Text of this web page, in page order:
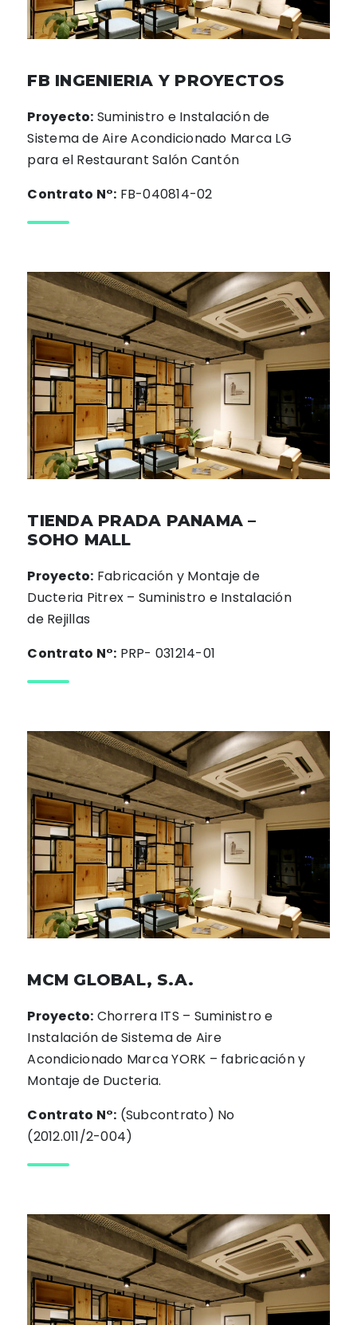
FB INGENIERIA Y PROYECTOS
Proyecto: Suministro e Instalación de
Sistema de Aire Acondicionado Marca LG
para el Restaurant Salón Cantón
Contrato N°: FB-040814-02
TIENDA PRADA PANAMA –
SOHO MALL
Proyecto: Fabricación y Montaje de
Ducteria Pitrex – Suministro e Instalación
de Rejillas
Contrato N°: PRP- 031214-01
MCM GLOBAL, S.A.
Proyecto: Chorrera ITS – Suministro e
Instalación de Sistema de Aire
Acondicionado Marca YORK – fabricación y
Montaje de Ducteria.
Contrato N°: (Subcontrato) No
(2012.011/2-004)